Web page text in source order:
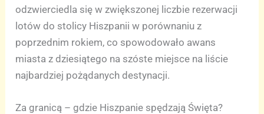
odzwierciedla się w zwiększonej liczbie rezerwacji
lotów do stolicy Hiszpanii w porównaniu z
poprzednim rokiem, co spowodowało awans
miasta z dziesiątego na szóste miejsce na liście
najbardziej pożądanych destynacji.
Za granicą – gdzie Hiszpanie spędzają Święta?